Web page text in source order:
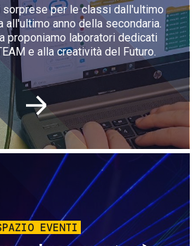
sorprese per le classi dall'ultimo
all'ultimo anno della secondaria.
proponiamo laboratori dedicati
e alla creatività del Futuro.
Immagine
EVENTI